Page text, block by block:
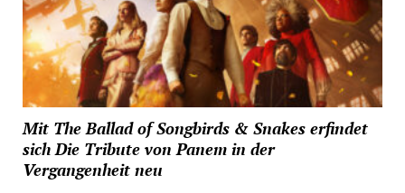
Mit The Ballad of Songbirds & Snakes erfindet
sich Die Tribute von Panem in der
Vergangenheit neu